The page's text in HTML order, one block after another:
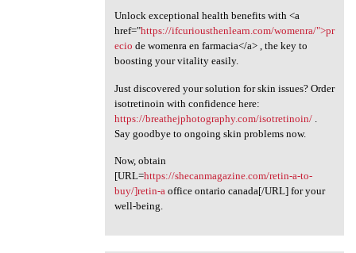
Unlock exceptional health benefits with <a
href="https://ifcuriousthenlearn.com/womenra/">pr
ecio de womenra en farmacia</a> , the key to
boosting your vitality easily.
Just discovered your solution for skin issues? Order
isotretinoin with confidence here:
https://breathejphotography.com/isotretinoin/.
Say goodbye to ongoing skin problems now.
Now, obtain
[URL=https://shecanmagazine.com/retin-a-to-
buy/]retin-aoffice ontario canada[/URL] for your
well-being.